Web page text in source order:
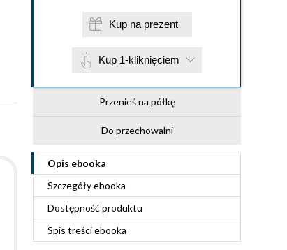
Kup na prezent
Kup 1-kliknięciem
Przenieś na półkę
Do przechowalni
Opis ebooka
Szczegółyebooka
Dostępność produktu
Spis treściebooka